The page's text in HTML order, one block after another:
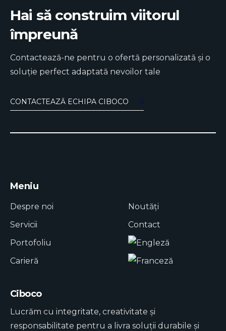
Hai să construim viitorul
împreună
Contactează-ne pentru o ofertă personalizată și o
soluție perfect adaptată nevoilor tale
CONTACTEAZĂ ECHIPA CIBOCO
Meniu
Despre noi
Servicii
Portofoliu
Carieră
Noutăți
Contact
Ciboco
Lucrăm cu integritate, creativitate și
responsabilitate pentru a livra soluții durabile și